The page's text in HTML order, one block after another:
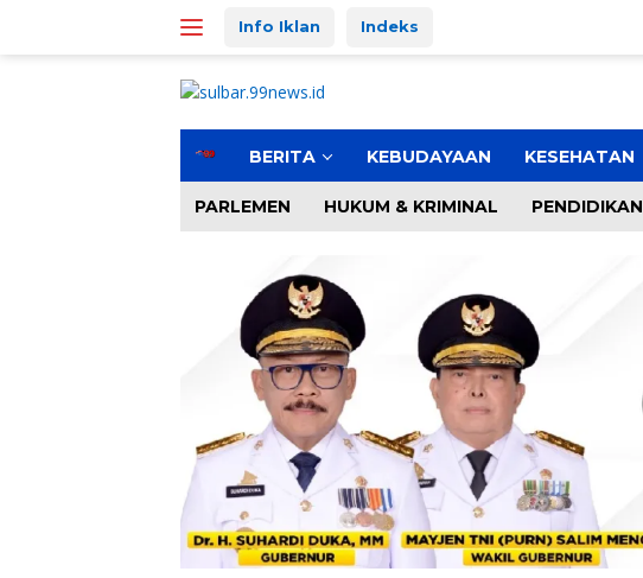
Info Iklan Indeks
H
m
e
BERITA KEBUDAYAAN KESEHATAN
PARLEMEN HUKUM & KRIMINAL PENDIDIKAN